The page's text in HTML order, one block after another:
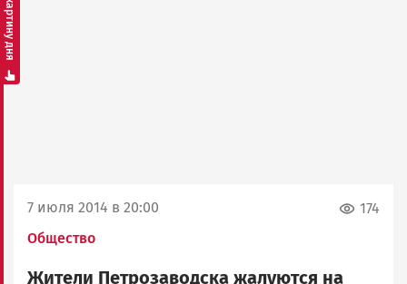
7 июля 2014 в 20:00
Общество
174
Жители Петрозаводска жалуются на